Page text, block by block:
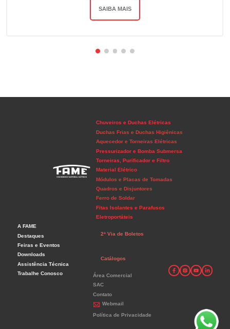
SAIBA MAIS
Chuveiros e Duchas Elétricas
Duchas Frias e Duchas Higiênicas
Aquecedor e Torneiras Elétricas
Pressurizador e Bomba Submersa
Torneiras, Purificador e Filtro
Material Elétrico
Módulos e Placas de Tomadas
Quadros e Disjuntores
Ferro de Soldar
Fitas Isolantes e Parafusos
Eletroportáteis
A FAME
Destaques
Feiras e Eventos
Downloads
Assistência Técnica
Trabalhe Conosco
2ª Via de Boletos
Catálogos
Área Comercial
SAC
Contato
Webmail
Política de Privacidade